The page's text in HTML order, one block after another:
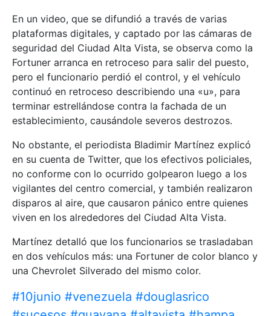
En un video, que se difundió a través de varias
plataformas digitales, y captado por las cámaras de
seguridad del Ciudad Alta Vista, se observa como la
Fortuner arranca en retroceso para salir del puesto,
pero el funcionario perdió el control, y el vehículo
continuó en retroceso describiendo una «u», para
terminar estrellándose contra la fachada de un
establecimiento, causándole severos destrozos.
No obstante, el periodista Bladimir Martínez explicó
en su cuenta de Twitter, que los efectivos policiales,
no conforme con lo ocurrido golpearon luego a los
vigilantes del centro comercial, y también realizaron
disparos al aire, que causaron pánico entre quienes
viven en los alrededores del Ciudad Alta Vista.
Martínez detalló que los funcionarios se trasladaban
en dos vehículos más: una Fortuner de color blanco y
una Chevrolet Silverado del mismo color.
#10junio #venezuela #douglasrico